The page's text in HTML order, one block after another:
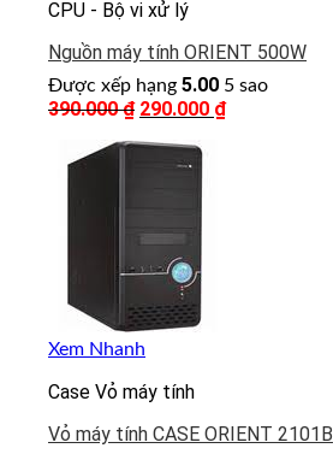
CPU - Bộ vi xử lý
Nguồn máy tính ORIENT 500W
Được xếp hạng 5.00 5 sao
390.000₫ Giá
290.000 ₫Giá
Xem Nhanh
Case Vỏ máy tính
Vỏ máy tính CASE ORIENT 2101B